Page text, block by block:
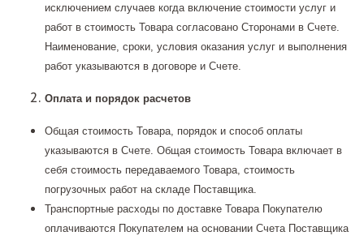
исключением случаев когда включение стоимости услуг и
работ в стоимость Товара согласовано Сторонами в Счете.
Наименование, сроки, условия оказания услуг и выполнения
работ указываются в договоре и Счете.
Оплата и порядок расчетов
Общая стоимость Товара, порядок и способ оплаты
указываются в Счете. Общая стоимость Товара включает в
себя стоимость передаваемого Товара, стоимость
погрузочных работ на складе Поставщика.
Транспортные расходы по доставке Товара Покупателю
оплачиваются Покупателем на основании Счета Поставщика